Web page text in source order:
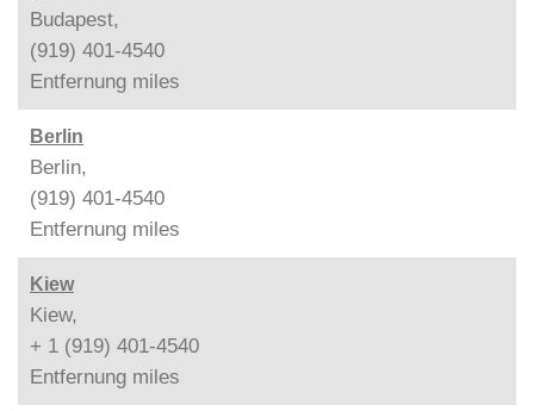
Budapest,
(919) 401-4540
Entfernung miles
Berlin
Berlin,
(919) 401-4540
Entfernung miles
Kiew
Kiew,
+ 1 (919) 401-4540
Entfernung miles